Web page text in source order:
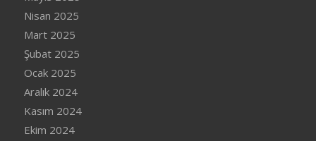
Nisan 2025
Mart 2025
Şubat 2025
Ocak 2025
Aralık 2024
Kasım 2024
Ekim 2024